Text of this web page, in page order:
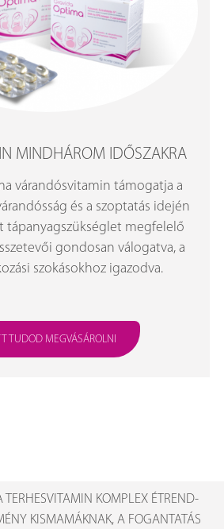
MINDHÁROM IDŐSZAKRA
várandósvitamin támogatja a
és a szoptatás idején
tápanyagszükséglet megfelelő
gondosan válogatva, a
szokásokhoz igazodva.
TUDOD MEGVÁSÁROLNI
KOMPLEX ÉTREND-
KISMAMÁKNAK, A FOGANTATÁS